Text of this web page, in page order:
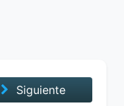
Siguiente